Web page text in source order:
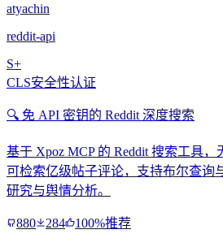
atyachin
reddit-api
S+
CLS安全性认证
🔍 免 API 密钥的 Reddit 深度搜索
基于 Xpoz MCP 的 Reddit 搜索工具，
可检索亿级帖子评论，支持布尔查询
研究与舆情分析。
880 284 100%推荐